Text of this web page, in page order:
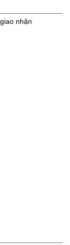
nhận